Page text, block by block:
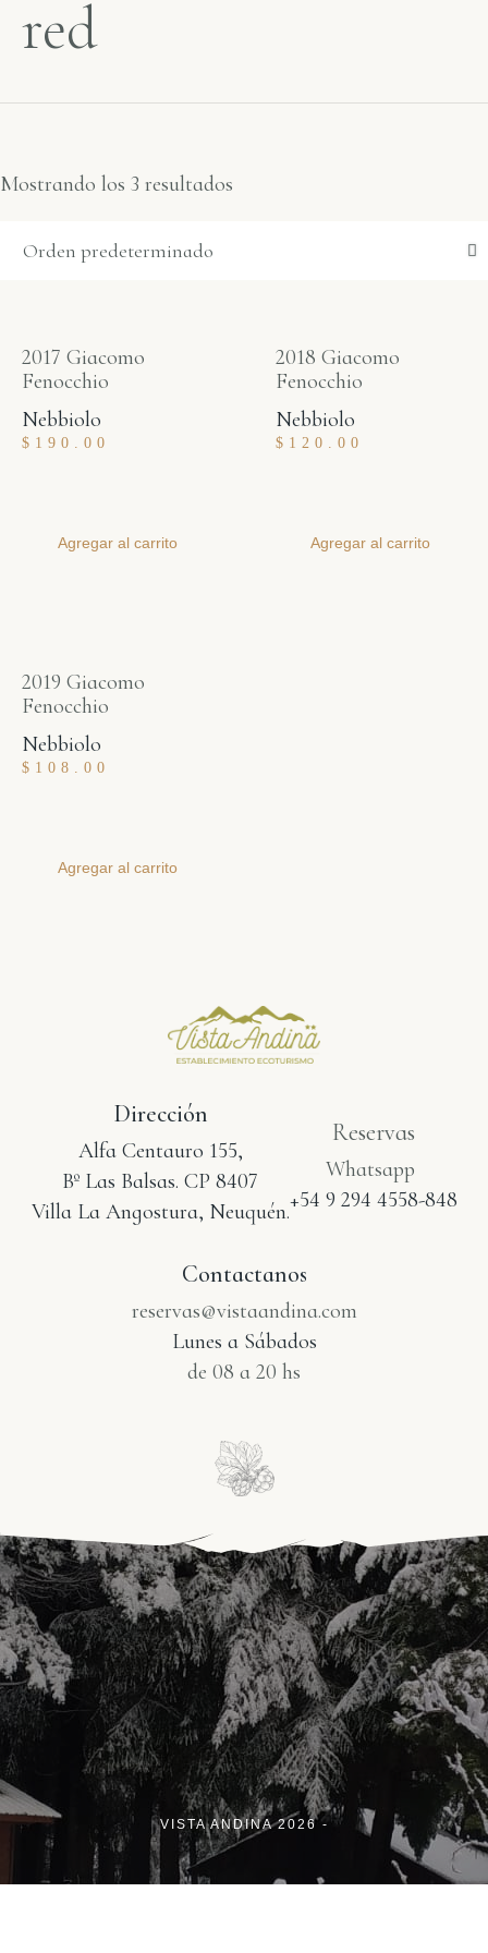
red
Mostrando los 3 resultados
2017 Giacomo
Fenocchio
Nebbiolo
$ 190.00
Agregar al carrito
2018 Giacomo
Fenocchio
Nebbiolo
$ 120.00
Agregar al carrito
2019 Giacomo
Fenocchio
Nebbiolo
$ 108.00
Agregar al carrito
Dirección
Alfa Centauro 155,
Bº Las Balsas. CP 8407
Villa La Angostura, Neuquén.
Reservas
Whatsapp
+54 9 294 4558-848
Contactanos
reservas@vistaandina.com
Lunes a Sábados
de 08 a 20 hs
VISTA ANDINA 2026 -